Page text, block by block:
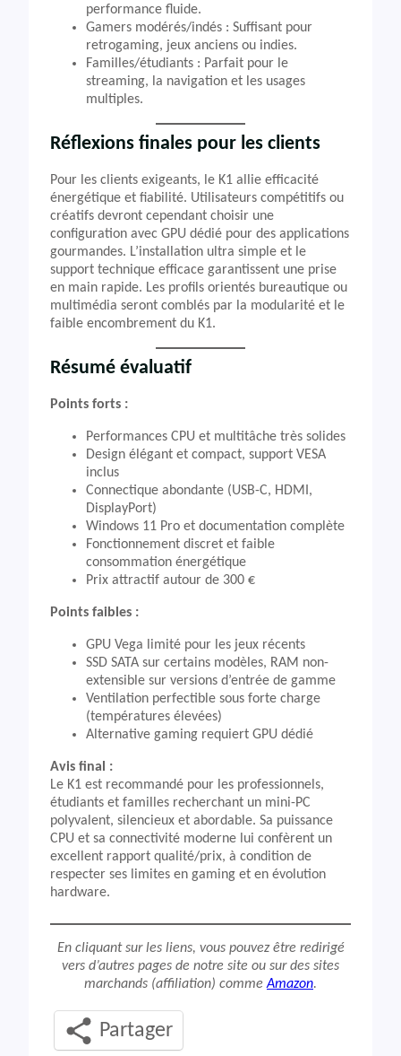
performance fluide.
Gamers modérés/indés : Suffisant pour
retrogaming, jeux anciens ou indies.
Familles/étudiants : Parfait pour le
streaming, la navigation et les usages
multiples.
Réflexions finales pour les clients
Pour les clients exigeants, le K1 allie efficacité
énergétique et fiabilité. Utilisateurs compétitifs ou
créatifs devront cependant choisir une
configuration avec GPU dédié pour des applications
gourmandes. L’installation ultra simple et le
support technique efficace garantissent une prise
en main rapide. Les profils orientés bureautique ou
multimédia seront comblés par la modularité et le
faible encombrement du K1.
Résumé évaluatif
Points forts :
Performances CPU et multitâche très solides
Design élégant et compact, support VESA
inclus
Connectique abondante (USB-C, HDMI,
DisplayPort)
Windows 11 Pro et documentation complète
Fonctionnement discret et faible
consommation énergétique
Prix attractif autour de 300 €
Points faibles :
GPU Vega limité pour les jeux récents
SSD SATA sur certains modèles, RAM non-
extensible sur versions d’entrée de gamme
Ventilation perfectible sous forte charge
(températures élevées)
Alternative gaming requiert GPU dédié
Avis final :
Le K1 est recommandé pour les professionnels,
étudiants et familles recherchant un mini-PC
polyvalent, silencieux et abordable. Sa puissance
CPU et sa connectivité moderne lui confèrent un
excellent rapport qualité/prix, à condition de
respecter ses limites en gaming et en évolution
hardware.
En cliquant sur les liens, vous pouvez être redirigé
vers d’autres pages de notre site ou sur des sites
marchands (affiliation) commeAmazon.
Partager